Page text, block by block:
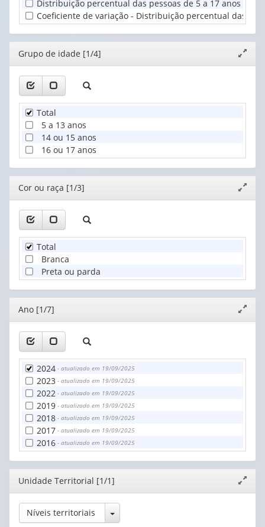
(1)
Distribuição percentual das pessoas de 5 a 17 anos de
Coeficiente de variação - Distribuição percentual das
Editor
janela
Grupo de idade [1/4]
Total
5 a 13 anos
14 ou 15 anos
16 ou 17 anos
Editor
janela
Cor ou raça [1/3]
Total
Branca
Preta ou parda
Editor
janela
Ano [1/7]
2024 - atualizado em 19/09/2025
2023 - atualizado em 19/09/2025
2022 - atualizado em 19/09/2025
2019 - atualizado em 19/09/2025
2018 - atualizado em 19/09/2025
2017 - atualizado em 19/09/2025
2016 - atualizado em 19/09/2025
Editor
janela
Unidade Territorial [1/1]
Níveis territoriais Toggle Dropdown